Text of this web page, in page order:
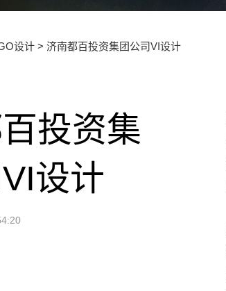
设计 > 济南都百投资集团公司VI设计
投资集
设计